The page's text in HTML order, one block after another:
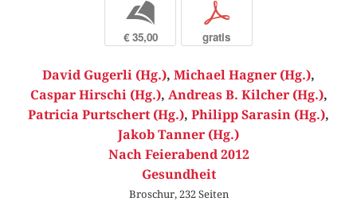
b
€ 35,00
p
gratis
David Gugerli (Hg.), Michael Hagner (Hg.),
Caspar Hirschi (Hg.), Andreas B. Kilcher (Hg.),
Patricia Purtschert (Hg.), Philipp Sarasin (Hg.),
Jakob Tanner (Hg.)
Nach Feierabend 2012
Gesundheit
Broschur, 232 Seiten